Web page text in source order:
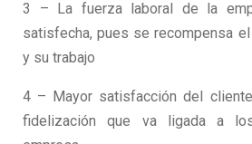
3 – La fuerza laboral de la
satisfecha, pues se recompensa el
y su trabajo
4 – Mayor satisfacción del
fidelización que va ligada a